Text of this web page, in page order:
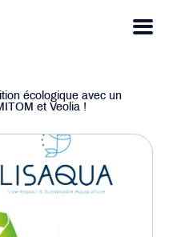
écologique avec un
et Veolia !